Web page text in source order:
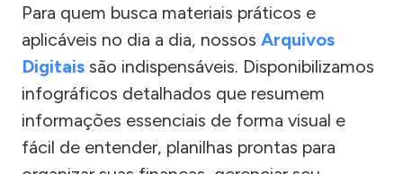
Para quem busca materiais práticos e
aplicáveis no dia a dia, nossos Arquivos
Digitais são indispensáveis. Disponibilizamos
infográficos detalhados que resumem
informações essenciais de forma visual e
fácil de entender, planilhas prontas para